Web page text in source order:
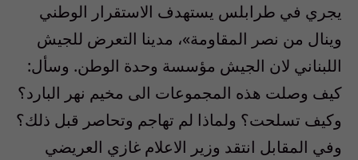
يجري في طرابلس يستهدف الاستقرار الوطني
وينال من نصر المقاومة»، مدينا التعرض للجيش
اللبناني لان الجيش مؤسسة وحدة الوطن. وسأل:
كيف وصلت هذه المجموعات الى مخيم نهر البارد؟
وكيف تسلحت؟ ولماذا لم تهاجم وتحاصر قبل ذلك؟
وفي المقابل انتقد وزير الاعلام غازي العريضي